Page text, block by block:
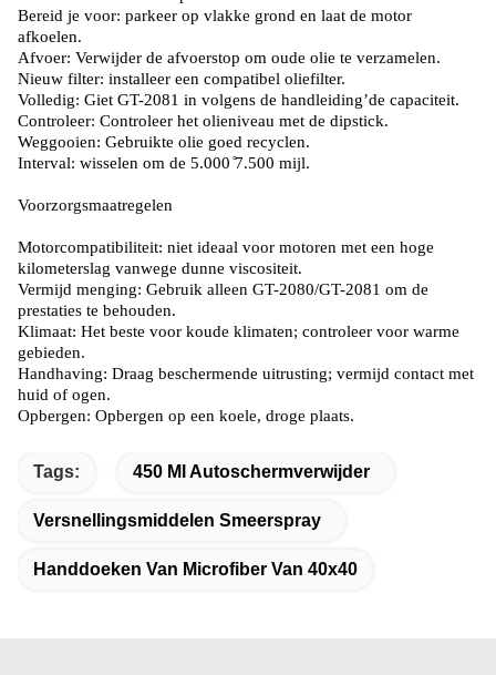
Bereid je voor: parkeer op vlakke grond en laat de motor
afkoelen.
Afvoer: Verwijder de afvoerstop om oude olie te verzamelen.
Nieuw filter: installeer een compatibel oliefilter.
Volledig: Giet GT-2081 in volgens de handleiding’de capaciteit.
Controleer: Controleer het olieniveau met de dipstick.
Weggooien: Gebruikte olie goed recyclen.
Interval: wisselen om de 5.000 ̊7.500 mijl.
Voorzorgsmaatregelen
Motorcompatibiliteit: niet ideaal voor motoren met een hoge
kilometerslag vanwege dunne viscositeit.
Vermijd menging: Gebruik alleen GT-2080/GT-2081 om de
prestaties te behouden.
Klimaat: Het beste voor koude klimaten; controleer voor warme
gebieden.
Handhaving: Draag beschermende uitrusting; vermijd contact met
huid of ogen.
Opbergen: Opbergen op een koele, droge plaats.
Tags: 450 Ml Autoschermverwijder
Versnellingsmiddelen Smeerspray
Handdoeken Van Microfiber Van 40x40